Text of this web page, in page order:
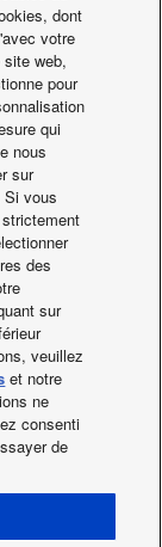
dont
votre
web,
pour
qui
nous
sur
vous
des
sur
veuillez
et notre
ne
consenti
de